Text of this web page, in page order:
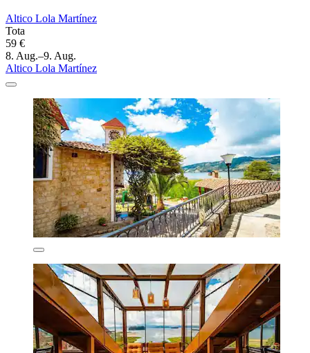
Altico Lola Martínez
Tota
59 €
8. Aug.–9. Aug.
Altico Lola Martínez